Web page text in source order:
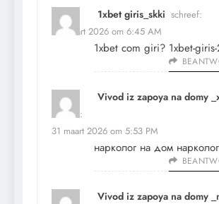
1xbet giris_skki schreef:
20 maart 2026 om 6:45 AM
1xbet com giri? 1xbet-
Vivod iz zapoya na domy
schreef:
31 maart 2026 om 5:53 PM
нарколог на дом
Vivod iz zapoya na domy